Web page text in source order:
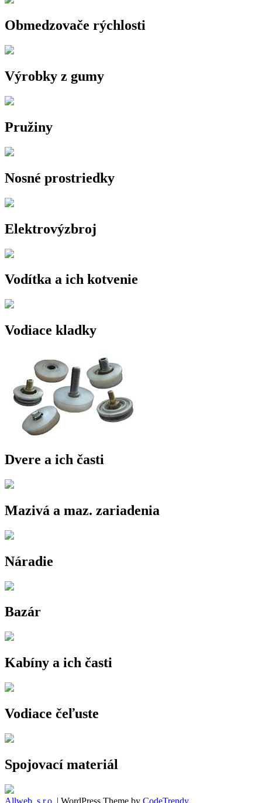
Obmedzovače rýchlosti
Výrobky z gumy
Pružiny
Nosné prostriedky
Elektrovýzbroj
Vodítka a ich kotvenie
Vodiace kladky
Dvere a ich časti
Mazivá a maz. zariadenia
Náradie
Bazár
Kabíny a ich časti
Vodiace čeľuste
Spojovací materiál
Allweb, s.r.o. | WordPress Theme by CodeTrendy